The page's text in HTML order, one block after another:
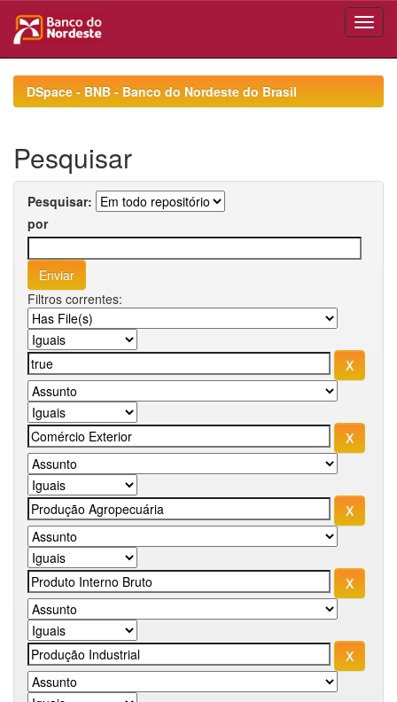
navigationDSpace - BNB - Banco do Nordeste do Brasil
Pesquisar
Pesquisar:
por
Filtros correntes: